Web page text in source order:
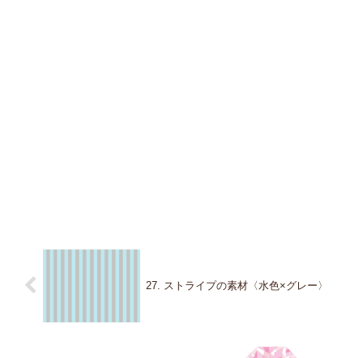
27. ストライプの素材〈水色×グレー〉